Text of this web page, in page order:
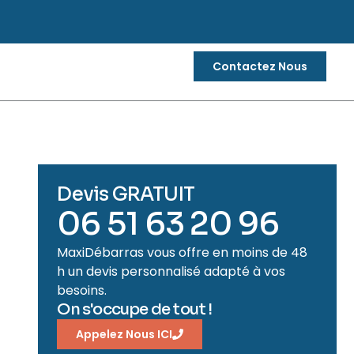
Contactez Nous
Devis GRATUIT
06 51 63 20 96
MaxiDébarras vous offre en moins de 48
h un devis personnalisé adapté à vos
besoins.
On s'occupe de tout !
Appelez Nous ICI